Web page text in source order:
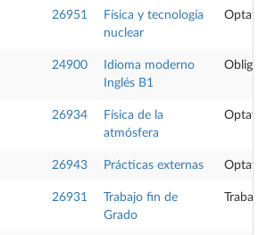
26951
Física y tecnología
nuclear
24900
Idioma moderno
Inglés B1
26934
Física de la
atmósfera
26943 Prácticas externas
26931
Trabajo fin de
Grado